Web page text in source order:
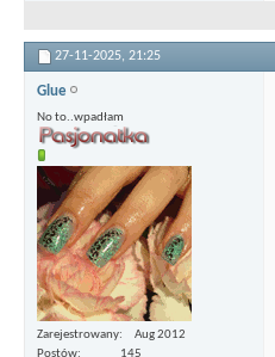
27-11-2025, 21:25
Glue
No to..wpadłam
Zarejestrowany
Aug 2012
Postów
145